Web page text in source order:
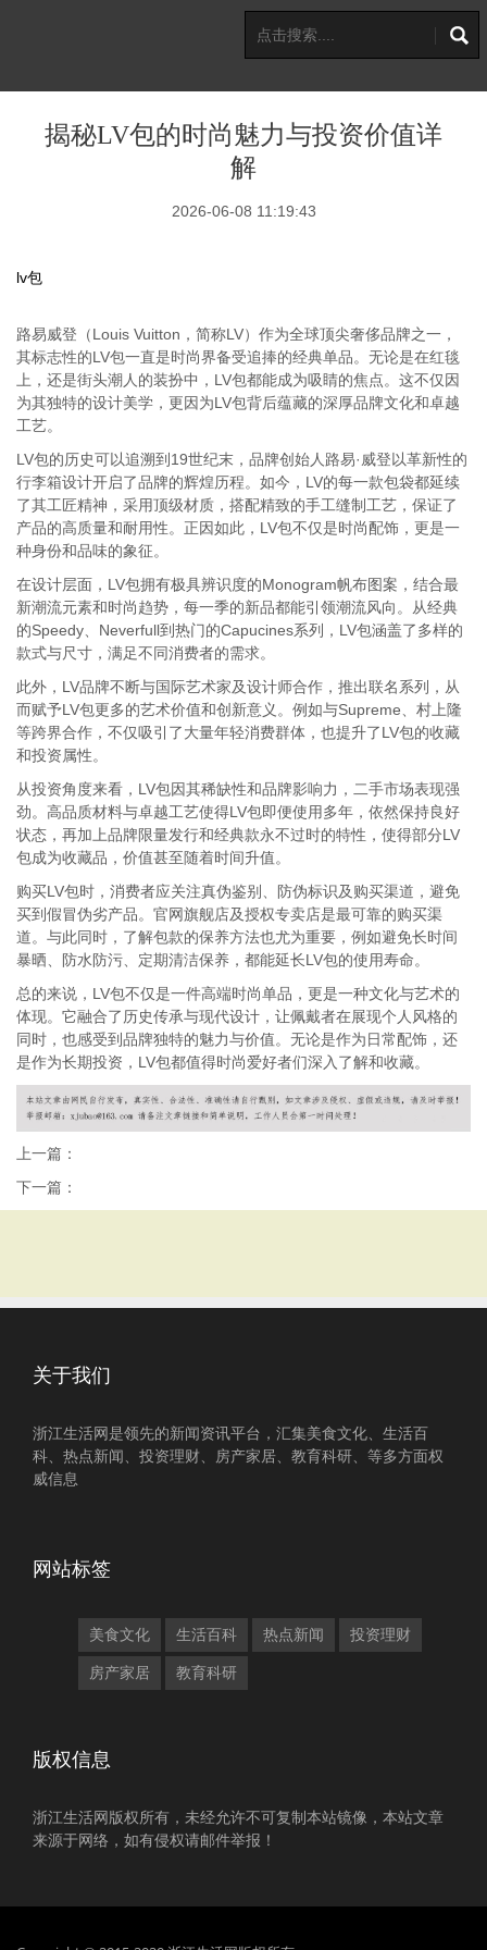
揭秘LV包的时尚魅力与投资价值详
解
2026-06-08 11:19:43
lv包
路易威登（Louis Vuitton，简称LV）作为全球顶尖奢侈品牌之一，
其标志性的LV包一直是时尚界备受追捧的经典单品。无论是在红毯
上，还是街头潮人的装扮中，LV包都能成为吸睛的焦点。这不仅因
为其独特的设计美学，更因为LV包背后蕴藏的深厚品牌文化和卓越
工艺。
LV包的历史可以追溯到19世纪末，品牌创始人路易·威登以革新性的
行李箱设计开启了品牌的辉煌历程。如今，LV的每一款包袋都延续
了其工匠精神，采用顶级材质，搭配精致的手工缝制工艺，保证了
产品的高质量和耐用性。正因如此，LV包不仅是时尚配饰，更是一
种身份和品味的象征。
在设计层面，LV包拥有极具辨识度的Monogram帆布图案，结合最
新潮流元素和时尚趋势，每一季的新品都能引领潮流风向。从经典
的Speedy、Neverfull到热门的Capucines系列，LV包涵盖了多样的
款式与尺寸，满足不同消费者的需求。
此外，LV品牌不断与国际艺术家及设计师合作，推出联名系列，从
而赋予LV包更多的艺术价值和创新意义。例如与Supreme、村上隆
等跨界合作，不仅吸引了大量年轻消费群体，也提升了LV包的收藏
和投资属性。
从投资角度来看，LV包因其稀缺性和品牌影响力，二手市场表现强
劲。高品质材料与卓越工艺使得LV包即便使用多年，依然保持良好
状态，再加上品牌限量发行和经典款永不过时的特性，使得部分LV
包成为收藏品，价值甚至随着时间升值。
购买LV包时，消费者应关注真伪鉴别、防伪标识及购买渠道，避免
买到假冒伪劣产品。官网旗舰店及授权专卖店是最可靠的购买渠
道。与此同时，了解包款的保养方法也尤为重要，例如避免长时间
暴晒、防水防污、定期清洁保养，都能延长LV包的使用寿命。
总的来说，LV包不仅是一件高端时尚单品，更是一种文化与艺术的
体现。它融合了历史传承与现代设计，让佩戴者在展现个人风格的
同时，也感受到品牌独特的魅力与价值。无论是作为日常配饰，还
是作为长期投资，LV包都值得时尚爱好者们深入了解和收藏。
上一篇：
下一篇：
关于我们
浙江生活网是领先的新闻资讯平台，汇集美食文化、生活百
科、热点新闻、投资理财、房产家居、教育科研、等多方面权
威信息
网站标签
美食文化 生活百科 热点新闻 投资理财
房产家居 教育科研
版权信息
浙江生活网版权所有，未经允许不可复制本站镜像，本站文章
来源于网络，如有侵权请邮件举报！